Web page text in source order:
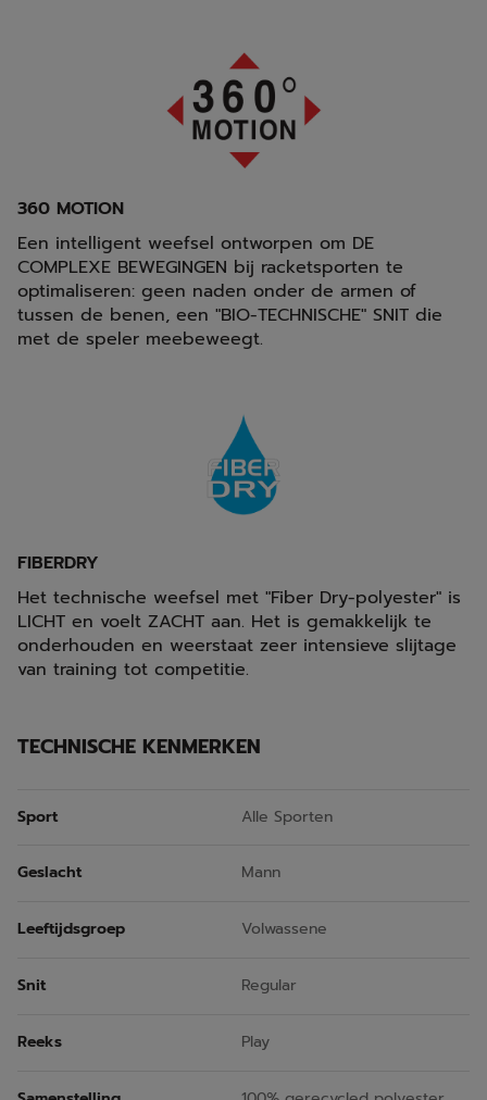
360 MOTION
Een intelligent weefsel ontworpen om DE
COMPLEXE BEWEGINGEN bij racketsporten te
optimaliseren: geen naden onder de armen of
tussen de benen, een "BIO-TECHNISCHE" SNIT die
met de speler meebeweegt.
FIBERDRY
Het technische weefsel met "Fiber Dry-polyester" is
LICHT en voelt ZACHT aan. Het is gemakkelijk te
onderhouden en weerstaat zeer intensieve slijtage
van training tot competitie.
TECHNISCHE KENMERKEN
Sport Alle Sporten
Geslacht Mann
Leeftijdsgroep Volwassene
Snit Regular
Reeks Play